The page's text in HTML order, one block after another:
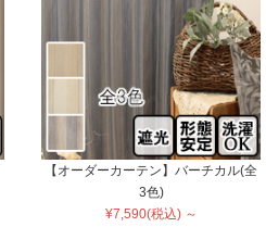
【オーダーカーテン】バーチカル(全
3色)
¥7,590(税込) ～